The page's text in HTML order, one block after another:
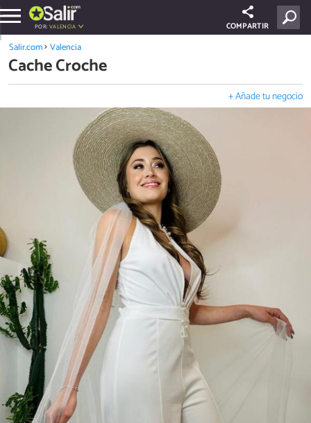
POR: VALENCIA COMPARTIR
Salir.com Valencia
Cache Croche
+ Añade tu negocio